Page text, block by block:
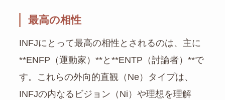
最高の相性
INFJにとって最高の相性とされるのは、主に
**ENFP（運動家）**と**ENTP（討論者）**で
す。これらの外向的直観（Ne）タイプは、
INFJの内なるビジョン（Ni）や理想を理解